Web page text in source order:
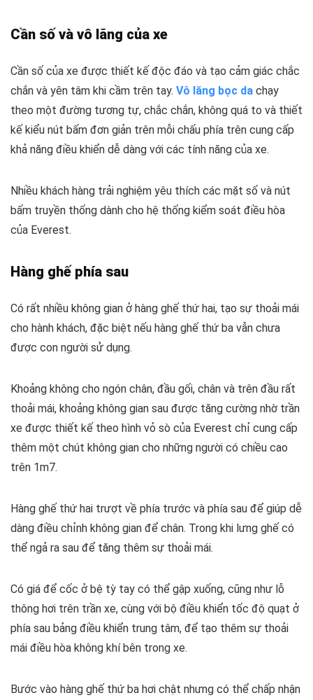
Cần số và vô lăng của xe
Cần số của xe được thiết kế độc đáo và tạo cảm giác chắc
chắn và yên tâm khi cầm trên tay. Vô lăng bọc da chạy
theo một đường tương tự, chắc chắn, không quá to và thiết
kế kiểu nút bấm đơn giản trên mỗi chấu phía trên cung cấp
khả năng điều khiển dễ dàng với các tính năng của xe.
Nhiều khách hàng trải nghiệm yêu thích các mặt số và nút
bấm truyền thống dành cho hệ thống kiểm soát điều hòa
của Everest.
Hàng ghế phía sau
Có rất nhiều không gian ở hàng ghế thứ hai, tạo sự thoải mái
cho hành khách, đặc biệt nếu hàng ghế thứ ba vẫn chưa
được con người sử dụng.
Khoảng không cho ngón chân, đầu gối, chân và trên đầu rất
thoải mái, khoảng không gian sau được tăng cường nhờ trần
xe được thiết kế theo hình vỏ sò của Everest chỉ cung cấp
thêm một chút không gian cho những người có chiều cao
trên 1m7.
Hàng ghế thứ hai trượt về phía trước và phía sau để giúp dễ
dàng điều chỉnh không gian để chân. Trong khi lưng ghế có
thể ngả ra sau để tăng thêm sự thoải mái.
Có giá để cốc ở bệ tỳ tay có thể gập xuống, cũng như lỗ
thông hơi trên trần xe, cùng với bộ điều khiển tốc độ quạt ở
phía sau bảng điều khiển trung tâm, để tạo thêm sự thoải
mái điều hòa không khí bên trong xe.
Bước vào hàng ghế thứ ba hơi chật nhưng có thể chấp nhận